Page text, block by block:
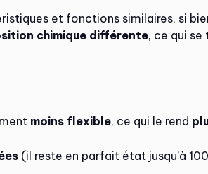
et fonctions similaires, si
chimique différente, ce qui
moins flexible, ce qui le rend
(il reste en parfait état jusqu’à